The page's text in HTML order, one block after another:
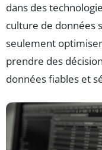
dans des
culture de données
seulement
prendre des
données fiables et